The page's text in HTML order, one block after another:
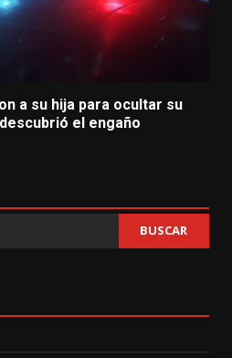
a su hija para ocultar su
el engaño
BUSCAR